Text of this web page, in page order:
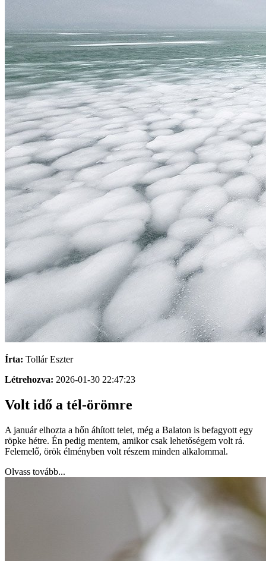
Írta: Tollár Eszter
Létrehozva: 2026-01-30 22:47:23
Volt idő a tél-örömre
A január elhozta a hőn áhított telet, még a Balaton is befagyott egy
röpke hétre. Én pedig mentem, amikor csak lehetőségem volt rá.
Felemelő, örök élményben volt részem minden alkalommal.
Olvass tovább...